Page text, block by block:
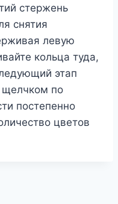
стержень
снятия
левую
кольца туда,
этап
щелчком по
постепенно
цветов